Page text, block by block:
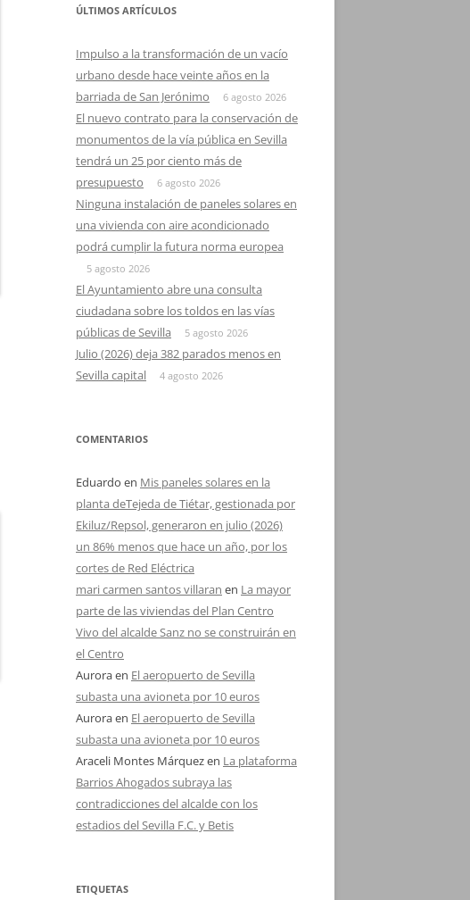
ÚLTIMOS ARTÍCULOS
Impulso a la transformación de un vacío
urbano desde hace veinte años en la
barriada de San Jerónimo
6 agosto 2026
El nuevo contrato para la conservación de
monumentos de la vía pública en Sevilla
tendrá un 25 por ciento más de
presupuesto
6 agosto 2026
Ninguna instalación de paneles solares en
una vivienda con aire acondicionado
podrá cumplir la futura norma europea
5 agosto 2026
El Ayuntamiento abre una consulta
ciudadana sobre los toldos en las vías
públicas de Sevilla
5 agosto 2026
Julio (2026) deja 382 parados menos en
Sevilla capital
4 agosto 2026
COMENTARIOS
Eduardo en Mis paneles solares en la
planta deTejeda de Tiétar, gestionada por
Ekiluz/Repsol, generaron en julio (2026)
un 86% menos que hace un año, por los
cortes de Red Eléctrica
mari carmen santos villaran en La mayor
parte de las viviendas del Plan Centro
Vivo del alcalde Sanz no se construirán en
el Centro
Auroraen El aeropuerto de Sevilla
subasta una avioneta por 10 euros
Auroraen El aeropuerto de Sevilla
subasta una avioneta por 10 euros
Araceli Montes Márquezen La plataforma
Barrios Ahogados subraya las
contradicciones del alcalde con los
estadios del Sevilla F.C. y Betis
ETIQUETAS